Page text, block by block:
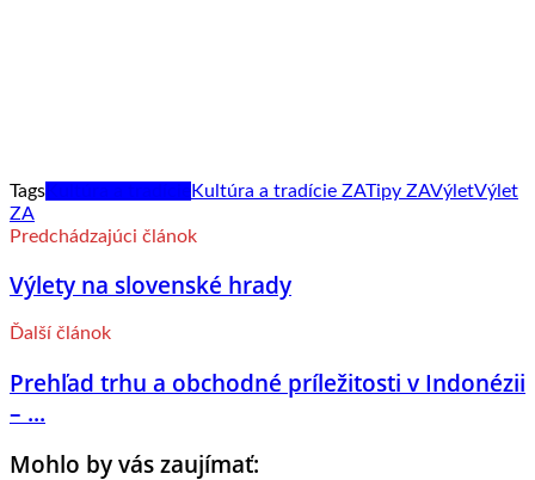
Tags Kultúra a tradície ZATipy ZAVýletVýlet
ZA
Predchádzajúci článok
Výlety na slovenské hrady
Ďalší článok
Prehľad trhu a obchodné príležitosti v Indonézii
– ...
Mohlo by vás zaujímať: